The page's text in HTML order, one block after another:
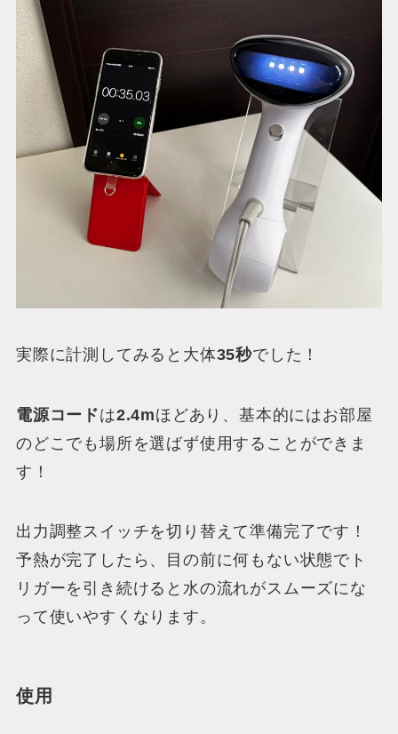
実際に計測してみると大体35秒でした！
電源コードは2.4mほどあり、基本的にはお部屋
のどこでも場所を選ばず使用することができま
す！
出力調整スイッチを切り替えて準備完了です！
予熱が完了したら、目の前に何もない状態でト
リガーを引き続けると水の流れがスムーズにな
って使いやすくなります。
使用